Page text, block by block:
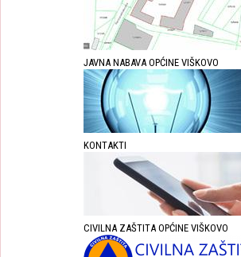
JAVNA NABAVA OPĆINE VIŠKOVO
KONTAKTI
CIVILNA ZAŠTITA OPĆINE VIŠKOVO